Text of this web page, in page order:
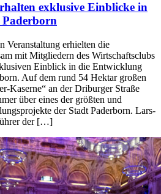
exklusive Einblicke in
Veranstaltung erhielten die
mit Mitgliedern des Wirtschaftsclubs
Einblick in die Entwicklung
Auf dem rund 54 Hektar großen
Kaserne“ an der Driburger Straße
über eines der größten und
der Stadt Paderborn. Lars-
der […]